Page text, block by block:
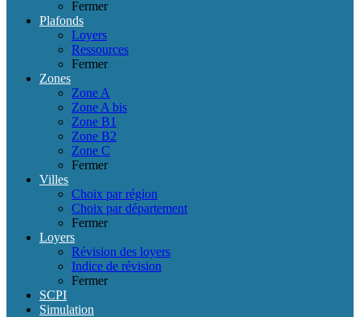
Fermer
Plafonds
Loyers
Ressources
Fermer
Zones
Zone A
Zone A bis
Zone B1
Zone B2
Zone C
Fermer
Villes
Choix par région
Choix par département
Fermer
Loyers
Révision des loyers
Indice de révision
Fermer
SCPI
Simulation